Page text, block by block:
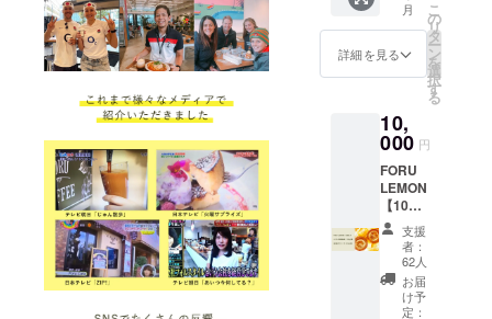
forucaf
eチケッ
ト
【5000
(forucaf
e全店
舗/ケー
タリン
グサー
ビスに
ご利用
いただ
けます/
ご利用
期限は
2021年
3月末)
月
詳細を見る
こ
の
リ
タ
ー
ン
を
選
択
す
る
10,
000 円
FORU
LEMON
【10個
入り】
バリス
タ厳選
コー
ヒー
【150g
支援
者：
62人
お届
け予
定：